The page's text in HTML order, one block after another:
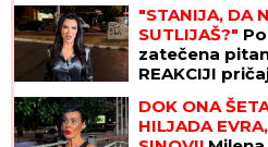
"STANIJA, DA
SUTLIJAŠ?"
zatečena
REAKCIJI
DOK ONA
HILJADA